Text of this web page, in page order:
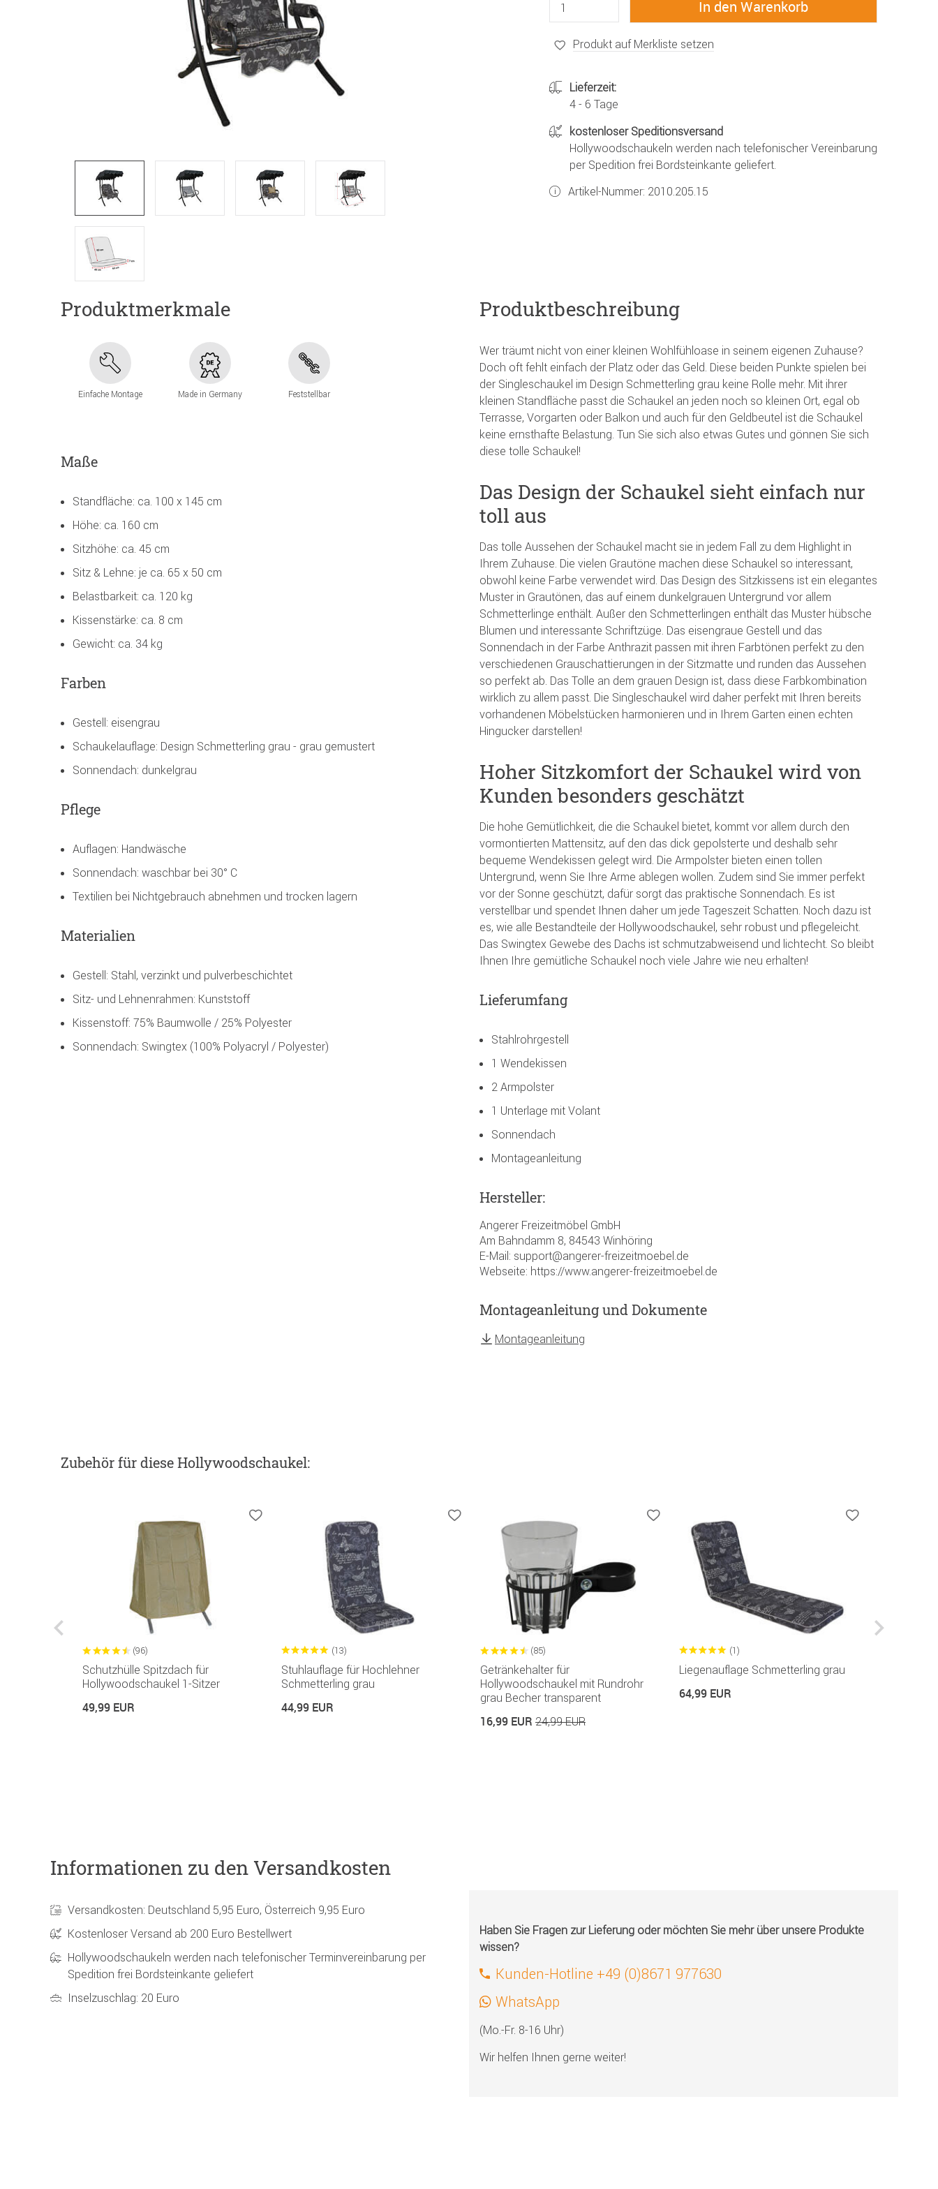
Produkt auf Merkliste setzen
Lieferzeit:
4 - 6 Tage
kostenloser Speditionsversand
Hollywoodschaukeln werden nach telefonischer Vereinbarung
per Spedition frei Bordsteinkante geliefert.
Artikel-Nummer: 2010.205.15
Produktmerkmale
Einfache Montage Made in Germany Feststellbar
Maße
Standfläche: ca. 100 x 145 cm
Höhe: ca. 160 cm
Sitzhöhe: ca. 45 cm
Sitz & Lehne: je ca. 65 x 50 cm
Belastbarkeit: ca. 120 kg
Kissenstärke: ca. 8 cm
Gewicht: ca. 34 kg
Farben
Gestell: eisengrau
Schaukelauflage: Design Schmetterling grau - grau gemustert
Sonnendach: dunkelgrau
Pflege
Auflagen: Handwäsche
Sonnendach: waschbar bei 30° C
Textilien bei Nichtgebrauch abnehmen und trocken lagern
Materialien
Gestell: Stahl, verzinkt und pulverbeschichtet
Sitz- und Lehnenrahmen: Kunststoff
Kissenstoff: 75% Baumwolle / 25% Polyester
Sonnendach: Swingtex (100% Polyacryl / Polyester)
Produktbeschreibung
Wer träumt nicht von einer kleinen Wohlfühloase in seinem eigenen Zuhause?
Doch oft fehlt einfach der Platz oder das Geld. Diese beiden Punkte spielen bei
der Singleschaukel im Design Schmetterling grau keine Rolle mehr. Mit ihrer
kleinen Standfläche passt die Schaukel an jeden noch so kleinen Ort, egal ob
Terrasse, Vorgarten oder Balkon und auch für den Geldbeutel ist die Schaukel
keine ernsthafte Belastung. Tun Sie sich also etwas Gutes und gönnen Sie sich
diese tolle Schaukel!
Das Design der Schaukel sieht einfach nur
toll aus
Das tolle Aussehen der Schaukel macht sie in jedem Fall zu dem Highlight in
Ihrem Zuhause. Die vielen Grautöne machen diese Schaukel so interessant,
obwohl keine Farbe verwendet wird. Das Design des Sitzkissens ist ein elegantes
Muster in Grautönen, das auf einem dunkelgrauen Untergrund vor allem
Schmetterlinge enthält. Außer den Schmetterlingen enthält das Muster hübsche
Blumen und interessante Schriftzüge. Das eisengraue Gestell und das
Sonnendach in der Farbe Anthrazit passen mit ihren Farbtönen perfekt zu den
verschiedenen Grauschattierungen in der Sitzmatte und runden das Aussehen
so perfekt ab. Das Tolle an dem grauen Design ist, dass diese Farbkombination
wirklich zu allem passt. Die Singleschaukel wird daher perfekt mit Ihren bereits
vorhandenen Möbelstücken harmonieren und in Ihrem Garten einen echten
Hingucker darstellen!
Hoher Sitzkomfort der Schaukel wird von
Kunden besonders geschätzt
Die hohe Gemütlichkeit, die die Schaukel bietet, kommt vor allem durch den
vormontierten Mattensitz, auf den das dick gepolsterte und deshalb sehr
bequeme Wendekissen gelegt wird. Die Armpolster bieten einen tollen
Untergrund, wenn Sie Ihre Arme ablegen wollen. Zudem sind Sie immer perfekt
vor der Sonne geschützt, dafür sorgt das praktische Sonnendach. Es ist
verstellbar und spendet Ihnen daher um jede Tageszeit Schatten. Noch dazu ist
es, wie alle Bestandteile der Hollywoodschaukel, sehr robust und pflegeleicht.
Das Swingtex Gewebe des Dachs ist schmutzabweisend und lichtecht. So bleibt
Ihnen Ihre gemütliche Schaukel noch viele Jahre wie neu erhalten!
Lieferumfang
Stahlrohrgestell
1 Wendekissen
2 Armpolster
1 Unterlage mit Volant
Sonnendach
Montageanleitung
Hersteller:
Angerer Freizeitmöbel GmbH
Am Bahndamm 8, 84543 Winhöring
E-Mail: support@angerer-freizeitmoebel.de
Webseite: https://www.angerer-freizeitmoebel.de
Montageanleitung und Dokumente
Montageanleitung
Zubehörfür diese Hollywoodschaukel:
(96)
Schutzhülle Spitzdach für
Hollywoodschaukel 1-Sitzer
49,99 EUR
(13)
Stuhlauflage für Hochlehner
Schmetterling grau
44,99 EUR
(85)
Getränkehalter für
Hollywoodschaukel mit Rundrohr
grau Becher transparent
16,99 EUR 24,99 EUR
(1)
Liegenauflage Schmetterling grau
64,99 EUR
Informationen zu den Versandkosten
Versandkosten: Deutschland 5,95 Euro, Österreich 9,95 Euro
Kostenloser Versand ab 200 Euro Bestellwert
Hollywoodschaukeln werden nach telefonischer Terminvereinbarung per
Spedition frei Bordsteinkante geliefert
Inselzuschlag: 20 Euro
Haben Sie Fragen zur Lieferung oder möchten Sie mehr über unsere Produkte
wissen?
Kunden-Hotline +49 (0)8671 977630
WhatsApp
(Mo.-Fr. 8-16 Uhr)
Wir helfen Ihnen gerne weiter!